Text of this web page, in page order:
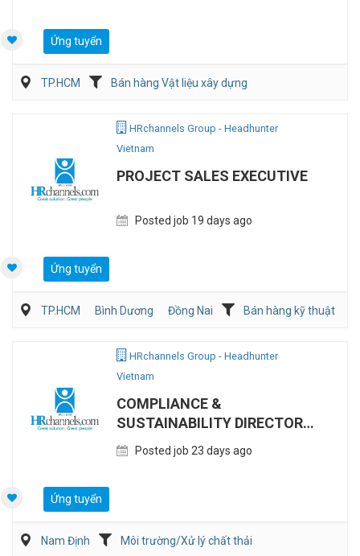
Ứng tuyển
TP.HCM
Bán hàng Vật liệu xây dựng
HRchannels Group - Headhunter
Vietnam
PROJECT SALES EXECUTIVE
Posted job 19 days ago
Ứng tuyển
TP.HCM Bình Dương Đồng Nai
Bán hàng kỹ thuật
HRchannels Group - Headhunter
Vietnam
COMPLIANCE &
SUSTAINABILITY DIRECTOR
(MANUFACTURING)
Posted job 23 days ago
Ứng tuyển
Nam Định Môi trường/Xử lý chất thải